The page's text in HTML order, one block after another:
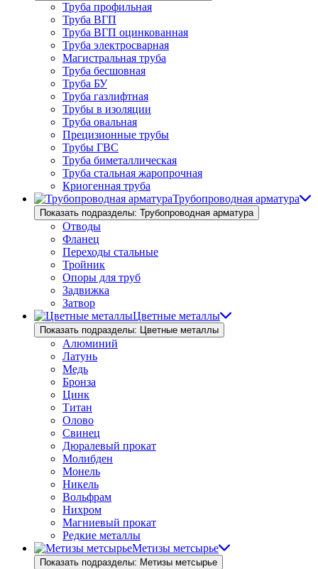
Труба профильная
Труба ВГП
Труба ВГП оцинкованная
Труба электросварная
Магистральная труба
Труба бесшовная
Труба БУ
Труба газлифтная
Трубы в изоляции
Труба овальная
Прецизионные трубы
Трубы ГВС
Труба биметаллическая
Труба стальная жаропрочная
Криогенная труба
Трубопроводная арматура
Показать подразделы: Трубопроводная арматура
Отводы
Фланец
Переходы стальные
Тройник
Опоры для труб
Задвижка
Затвор
Цветные металлы
Показать подразделы: Цветные металлы
Алюминий
Латунь
Медь
Бронза
Цинк
Титан
Олово
Свинец
Дюралевый прокат
Молибден
Монель
Никель
Вольфрам
Нихром
Магниевый прокат
Редкие металлы
Метизы метсырье
Показать подразделы: Метизы метсырье